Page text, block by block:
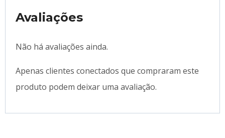
Avaliações
Não há avaliações ainda.
Apenas clientes conectados que compraram este
produto podem deixar uma avaliação.